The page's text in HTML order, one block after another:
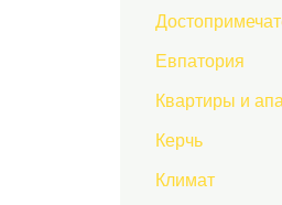
Евпатория
Квартиры и
Керчь
Климат